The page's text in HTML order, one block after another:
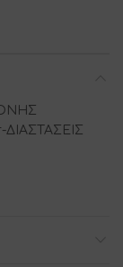
ΔΙΑΣΤΑΣΕΙΣ